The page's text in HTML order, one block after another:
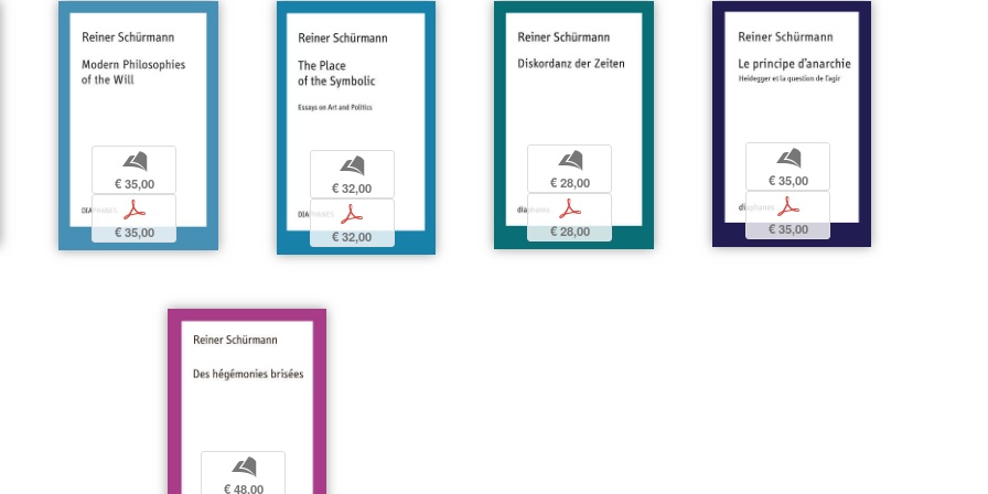
b
€ 35,00
p
€ 35,00
b
€ 32,00
p
€ 32,00
b
€ 28,00
p
€ 28,00
b
€ 35,00
p
€ 35,00
b
€ 48,00